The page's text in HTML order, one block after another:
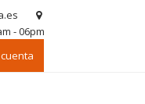
- 06pm